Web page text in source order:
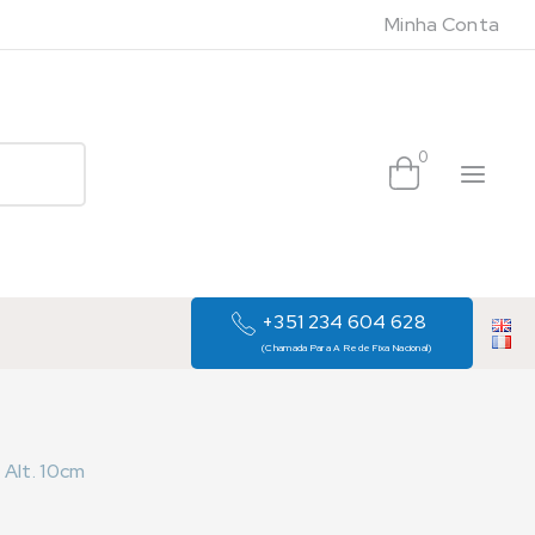
Minha Conta
0
+351 234 604 628
(Chamada Para A Rede Fixa Nacional)
10cm